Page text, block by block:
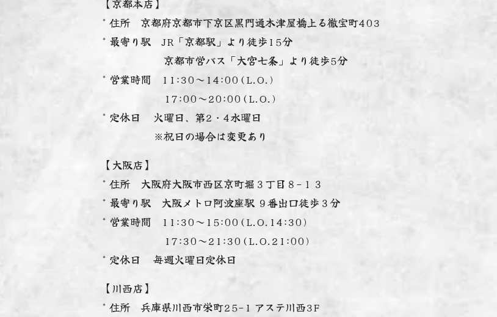
【京都本店】
* 住所 京都府京都市下京区黒門通木津屋橋上る徹宝町403
* 最寄り駅 JR「京都駅」より徒歩15分
京都市営バス「大宮七条」より徒歩5分
* 営業時間 11:30～14:00(L.O.)
17:00～20:00(L.O.)
* 定休日 火曜日、第2・4水曜日
※祝日の場合は変更あり
【大阪店】
* 住所 大阪府大阪市西区京町堀３丁目８−１３
* 最寄り駅 大阪メトロ阿波座駅 ９番出口徒歩３分
* 営業時間 11:30～15:00(L.O.14:30)
17:30～21:30(L.O.21:00)
* 定休日 毎週火曜日定休日
【川西店】
* 住所 兵庫県川西市栄町25-1 アステ川西3F